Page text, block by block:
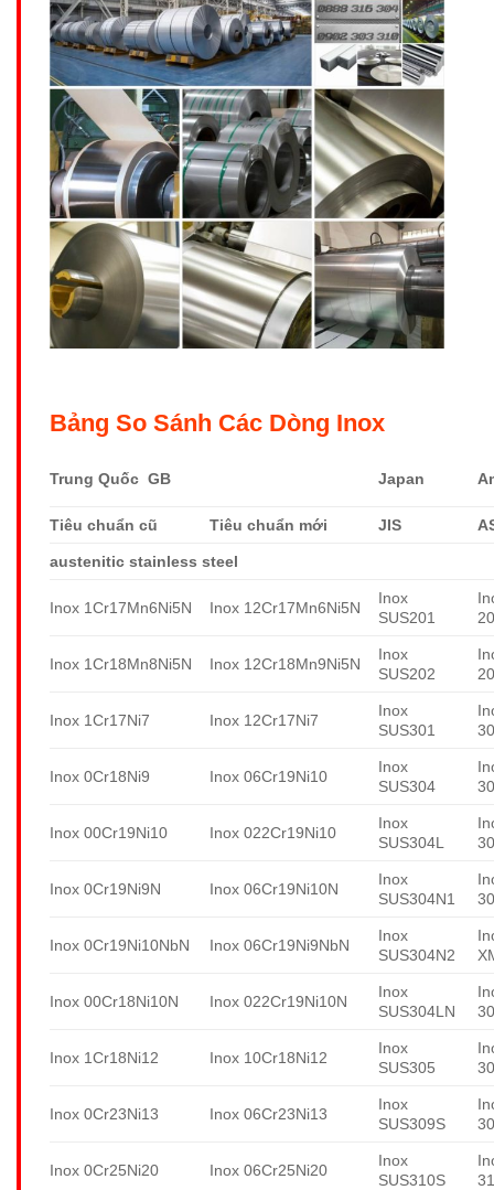
Bảng So Sánh Các Dòng Inox
Trung Quốc GB Japan
Tiêu chuẩn cũ Tiêu chuẩn mới JIS
austenitic stainless steel
Inox 1Cr17Mn6Ni5N Inox 12Cr17Mn6Ni5N
Inox
SUS201
Inox 1Cr18Mn8Ni5N Inox 12Cr18Mn9Ni5N
Inox
SUS202
Inox 1Cr17Ni7 Inox 12Cr17Ni7
Inox
SUS301
Inox 0Cr18Ni9 Inox 06Cr19Ni10
Inox
SUS304
Inox 00Cr19Ni10 Inox 022Cr19Ni10
Inox
SUS304L
Inox 0Cr19Ni9N Inox 06Cr19Ni10N
Inox
SUS304N1
Inox 0Cr19Ni10NbN Inox 06Cr19Ni9NbN
Inox
SUS304N2
Inox 00Cr18Ni10N Inox 022Cr19Ni10N
Inox
SUS304LN
Inox 1Cr18Ni12 Inox 10Cr18Ni12
Inox
SUS305
Inox 0Cr23Ni13 Inox 06Cr23Ni13
Inox
SUS309S
Inox 0Cr25Ni20 Inox 06Cr25Ni20
Inox
SUS310S